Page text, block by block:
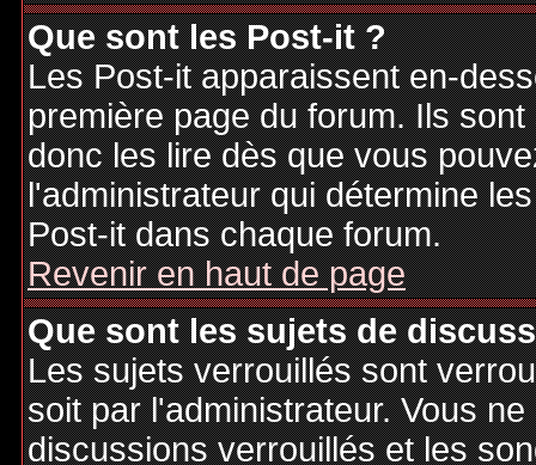
Que sont les Post-it ?
Les Post-it apparaissent en-
première page du forum. Ils
donc les lire dès que vous
l'administrateur qui détermine
Post-it dans chaque forum.
Revenir en haut de page
Que sont les sujets de
Les sujets verrouillés sont
soit par l'administrateur. Vous
discussions verrouillés et les